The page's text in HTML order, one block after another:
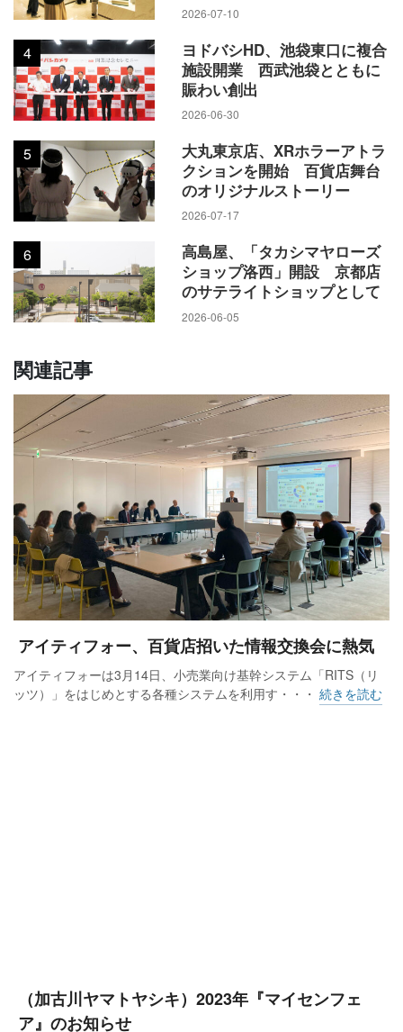
2026-07-10
4
ヨドバシHD、池袋東口に複合
施設開業 西武池袋とともに
賑わい創出
2026-06-30
5
大丸東京店、XRホラーアトラ
クションを開始 百貨店舞台
のオリジナルストーリー
2026-07-17
6
高島屋、「タカシマヤローズ
ショップ洛西」開設 京都店
のサテライトショップとして
2026-06-05
関連記事
アイティフォー、百貨店招いた情報交換会に熱気
アイティフォーは3月14日、小売業向け基幹システム「RITS（リ
ッツ）」をはじめとする各種システムを利用す・・・ 続きを読む
（加古川ヤマトヤシキ）2023年『マイセンフェ
ア』のお知らせ